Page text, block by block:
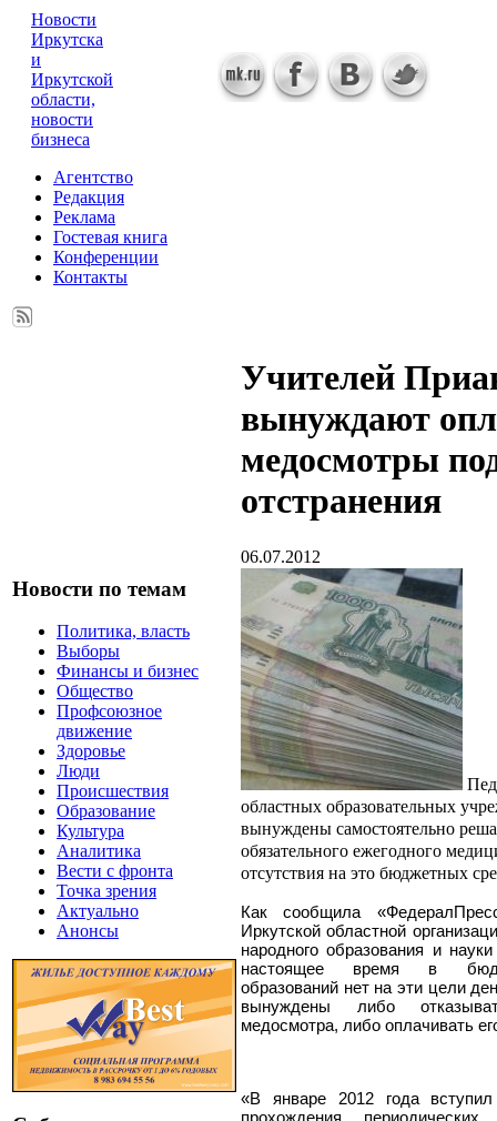
Новости
Иркутска
и
Иркутской
области,
новости
бизнеса
Агентство
Редакция
Реклама
Гостевая книга
Конференции
Контакты
Новости по темам
Политика, власть
Выборы
Финансы и бизнес
Общество
Профсоюзное
движение
Здоровье
Люди
Происшествия
Образование
Культура
Аналитика
Вести с фронта
Точка зрения
Актуально
Анонсы
Учителей
вынуждают
медосмотры
отстранения
06.07.2012
областных образовательных
вынуждены самостоятельно
обязательного ежегодного
отсутствия на это бюджетных
Как сообщила
Иркутской областной
народного образования и
настоящее время в
образований нет на эти цели
вынуждены либо
медосмотра, либо оплачивать
«В январе 2012 года
прохождения